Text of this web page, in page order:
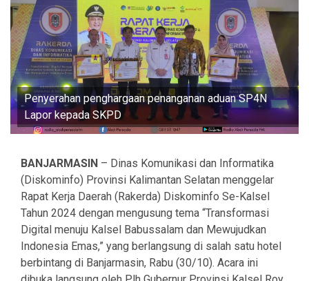
Penyerahan penghargaan penanganan aduan SP4N
Lapor kepada SKPD
BANJARMASIN – Dinas Komunikasi dan Informatika
(Diskominfo) Provinsi Kalimantan Selatan menggelar
Rapat Kerja Daerah (Rakerda) Diskominfo Se-Kalsel
Tahun 2024 dengan mengusung tema “Transformasi
Digital menuju Kalsel Babussalam dan Mewujudkan
Indonesia Emas,” yang berlangsung di salah satu hotel
berbintang di Banjarmasin, Rabu (30/10). Acara ini